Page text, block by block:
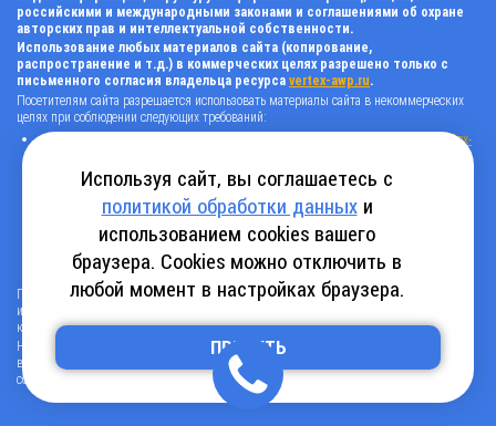
российскими и международными законами и соглашениями об охране
авторских прав и интеллектуальной собственности.
Использование любых материалов сайта (копирование,
распространение и т.д.) в коммерческих целях разрешено только с
письменного согласия владельца ресурса vertex-awp.ru.
Посетителям сайта разрешается использовать материалы сайта в некоммерческих
целях при соблюдении следующих требований:
поставить прямую активную гиперссылку на оригинал в виде: «источник
vertex-
системами, т.е. запрещено применять «noindex», «nofollow» и любые другие
способы, нельзя использовать редирект в ссылках;
все ссылки, имеющиеся в тексте материала, должны оставаться в неизменном
виде и быть прямыми и активными;
в случае регулярного использования материалов сайтаvertex-awp.ru
активная ссылка на ресурс должна быть размещена на главной странице вашего
сайта (в любом видимом месте).
Посетителям сайта разрешается копировать/скачивать только следующую
информацию: бланки, анкеты, каталоги, промокоды на скидки, адреса офисов,
контактные телефоны и контактную информацию.
Нарушение вышеуказанных положений является нарушением авторских прав и
влечет наступление гражданской, административной и уголовной ответственности в
соответствии с действующим законодательством.
Используя сайт, вы соглашаетесь с
политикой обработки данныхи
использованием cookies вашего
браузера. Cookies можно отключить в
любой момент в настройках браузера.
ПРИНЯТЬ